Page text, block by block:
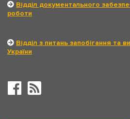
Відділ документального
роботи
Відділ з питань запобігання та
України